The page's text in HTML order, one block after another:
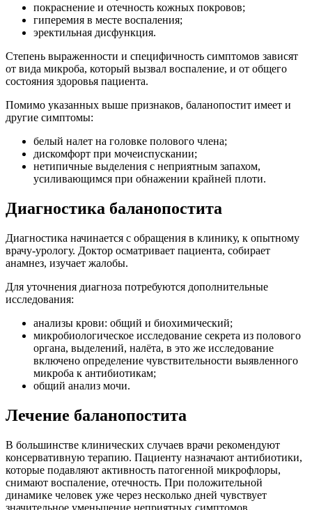
покраснение и отечность кожных покровов;
гиперемия в месте воспаления;
эректильная дисфункция.
Степень выраженности и специфичность симптомов зависят
от вида микроба, который вызвал воспаление, и от общего
состояния здоровья пациента.
Помимо указанных выше признаков, баланопостит имеет и
другие симптомы:
белый налет на головке полового члена;
дискомфорт при мочеиспускании;
нетипичные выделения с неприятным запахом,
усиливающимся при обнажении крайней плоти.
Диагностика баланопостита
Диагностика начинается с обращения в клинику, к опытному
врачу-урологу. Доктор осматривает пациента, собирает
анамнез, изучает жалобы.
Для уточнения диагноза потребуются дополнительные
исследования:
анализы крови: общий и биохимический;
микробиологическое исследование секрета из полового
органа, выделений, налёта, в это же исследование
включено определение чувствительности выявленного
микроба к антибиотикам;
общий анализ мочи.
Лечение баланопостита
В большинстве клинических случаев врачи рекомендуют
консервативную терапию. Пациенту назначают антибиотики,
которые подавляют активность патогенной микрофлоры,
снимают воспаление, отечность. При положительной
динамике человек уже через несколько дней чувствует
значительное уменьшение неприятных симптомов.